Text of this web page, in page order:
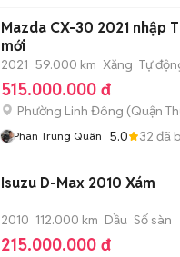
Mazda CX-30 2021 nhập
mới
2021 59.000 km Xăng Tự
515.000.000 đ
Phường Linh Đông (Quận
Phan Trung Quân 5.0 32 đã
Isuzu D-Max 2010 Xám
2010 112.000 km Dầu Số sàn
215.000.000 đ